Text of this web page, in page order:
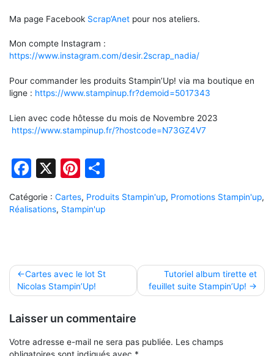
Ma page Facebook Scrap’Anet pour nos ateliers.
Mon compte Instagram :
https://www.instagram.com/desir.2scrap_nadia/
Pour commander les produits Stampin’Up! via ma boutique en
ligne : https://www.stampinup.fr?demoid=5017343
Lien avec code hôtesse du mois de Novembre 2023
https://www.stampinup.fr/?hostcode=N73GZ4V7
Facebook
X Pinterest
Catégorie : Cartes, Produits Stampin'up, Promotions Stampin'up,
Réalisations, Stampin'up
Navigation
de
l’article
Cartes avec le lot St
Nicolas Stampin’Up!
Tutoriel album tirette et
feuillet suite Stampin’Up!
Laisser un commentaire
Votre adresse e-mail ne sera pas publiée. Les champs
obligatoires sont indiqués avec *